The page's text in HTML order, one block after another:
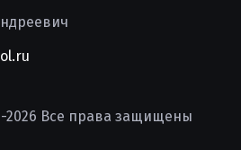
2026 Все права защищены